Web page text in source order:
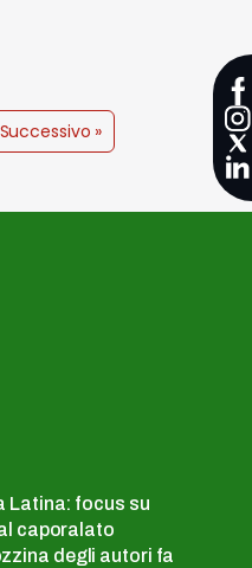
Successivo »
Latina: focus su
caporalato
degli autori fa